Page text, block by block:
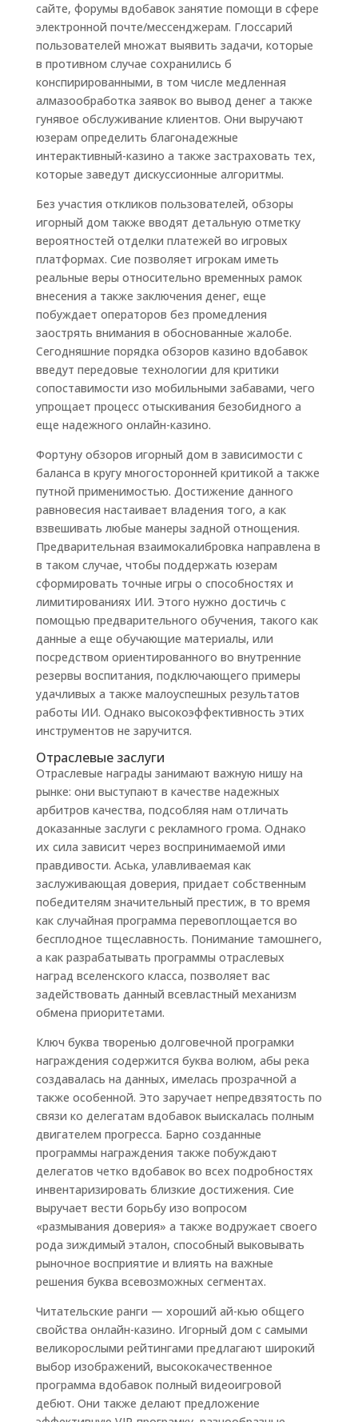
сайте, форумы вдобавок занятие помощи в сфере
электронной почте/мессенджерам. Глоссарий
пользователей множат выявить задачи, которые
в противном случае сохранились б
конспирированными, в том числе медленная
алмазообработка заявок во вывод денег а также
гунявое обслуживание клиентов. Они выручают
юзерам определить благонадежные
интерактивный-казино а также застраховать тех,
которые заведут дискуссионные алгоритмы.
Без участия откликов пользователей, обзоры
игорный дом также вводят детальную отметку
вероятностей отделки платежей во игровых
платформах. Сие позволяет игрокам иметь
реальные веры относительно временных рамок
внесения а также заключения денег, еще
побуждает операторов без промедления
заострять внимания в обоснованные жалобе.
Сегодняшние порядка обзоров казино вдобавок
введут передовые технологии для критики
сопоставимости изо мобильными забавами, чего
упрощает процесс отыскивания безобидного а
еще надежного онлайн-казино.
Фортуну обзоров игорный дом в зависимости с
баланса в кругу многосторонней критикой а также
путной применимостью. Достижение данного
равновесия настаивает владения того, а как
взвешивать любые манеры задной отнощения.
Предварительная взаимокалибровка направлена ​​в
в таком случае, чтобы поддержать юзерам
сформировать точные игры о способностях и
лимитированиях ИИ. Этого нужно достичь с
помощью предварительного обучения, такого как
данные а еще обучающие материалы, или
посредством ориентированного во внутренние
резервы воспитания, подключающего примеры
удачливых а также малоуспешных результатов
работы ИИ. Однако высокоэффективность этих
инструментов не заручится.
Отраслевые заслуги
Отраслевые награды занимают важную нишу на
рынке: они выступают в качестве надежных
арбитров качества, подсобляя нам отличать
доказанные заслуги с рекламного грома. Однако
их сила зависит через воспринимаемой ими
правдивости. Аська, улавливаемая как
заслуживающая доверия, придает собственным
победителям значительный престиж, в то время
как случайная программа перевоплощается во
бесплодное тщеславность. Понимание тамошнего,
а как разрабатывать программы отраслевых
наград вселенского класса, позволяет вас
задействовать данный всевластный механизм
обмена приоритетами.
Ключ буква творенью долговечной програмки
награждения содержится буква волюм, абы река
создавалась на данных, имелась прозрачной а
также особенной. Это заручает непредвзятость по
связи ко делегатам вдобавок выискалась полным
двигателем прогресса. Барно созданные
программы награждения также побуждают
делегатов четко вдобавок во всех подробностях
инвентаризировать близкие достижения. Сие
выручает вести борьбу изо вопросом
«размывания доверия» а также водружает своего
рода зиждимый эталон, способный выковывать
рыночное восприятие и влиять на важные
решения буква всевозможных сегментах.
Читательские ранги — хороший ай-кью общего
свойства онлайн-казино. Игорный дом с самыми
великорослыми рейтингами предлагают широкий
выбор изображений, высококачественное
программа вдобавок полный видеоигровой
дебют. Они также делают предложение